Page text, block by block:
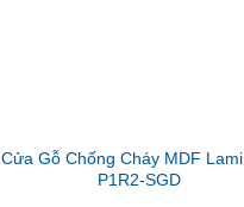
Cửa Gỗ Chống Cháy MDF
P1R2-SGD